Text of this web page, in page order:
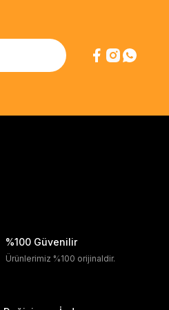
%100 Güvenilir
Ürünlerimiz %100 orijinaldir.